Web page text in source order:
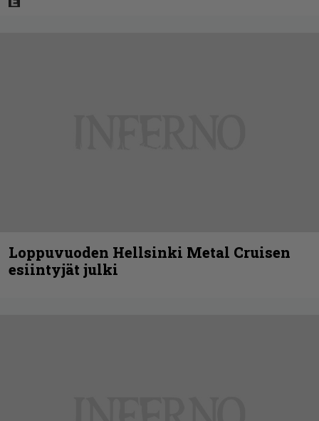
Loppuvuoden Hellsinki Metal Cruisen
esiintyjät julki